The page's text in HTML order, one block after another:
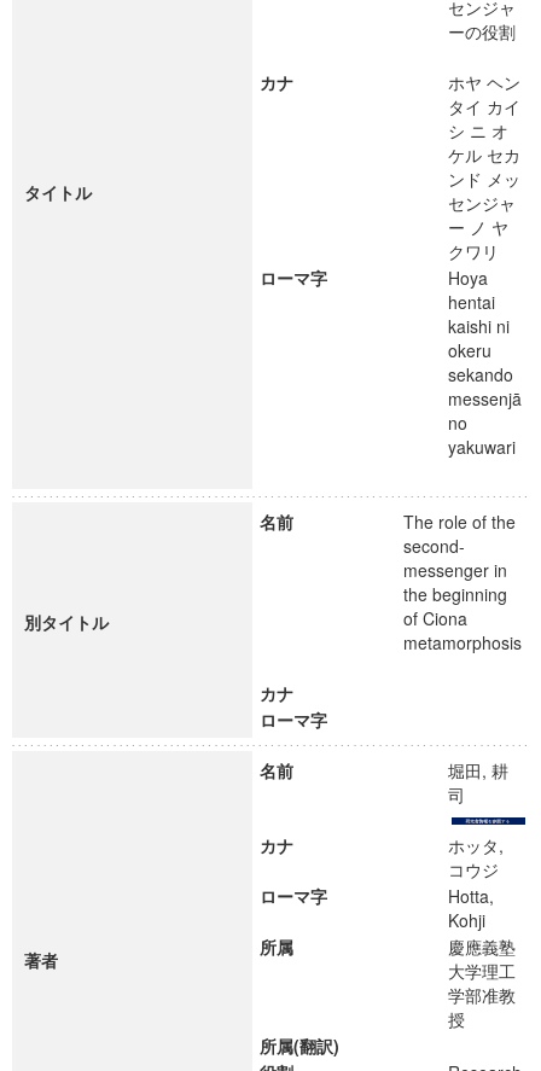
タイトル
センジャ
ーの役割
カナ
ホヤ ヘン
タイ カイ
シ ニ オ
ケル セカ
ンド メッ
センジャ
ー ノ ヤ
クワリ
ローマ字
Hoya
hentai
kaishi ni
okeru
sekando
messenjā
no
yakuwari
別タイトル
名前
The role of the
second-
messenger in
the beginning
of Ciona
metamorphosis
カナ
ローマ字
著者
名前
堀田, 耕
司
カナ
ホッタ,
コウジ
ローマ字
Hotta,
Kohji
所属
慶應義塾
大学理工
学部准教
授
所属(翻訳)